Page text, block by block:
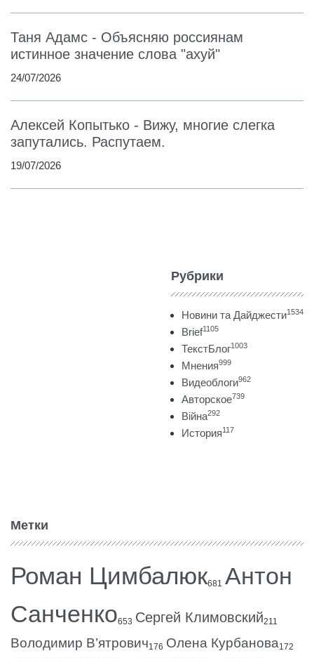
Таня Адамс - Объясняю россиянам
истинное значение слова "ахуй"
24/07/2026
Алексей Копытько - Вижу, многие слегка
запутались. Распутаем.
19/07/2026
Рубрики
Новини та Дайджести1534
Brief1105
ТекстБлог1003
Мнения999
Видеоблоги962
Авторское739
Війна292
История117
Метки
Роман Цимбалюк681 Антон
Санченко653 Сергей Климовский211
Володимир В’ятрович176 Олена Курбанова172